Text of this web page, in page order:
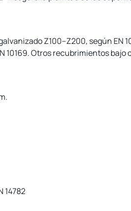
Z100–Z200, según EN
10169. Otros recubrimientos bajo
14782